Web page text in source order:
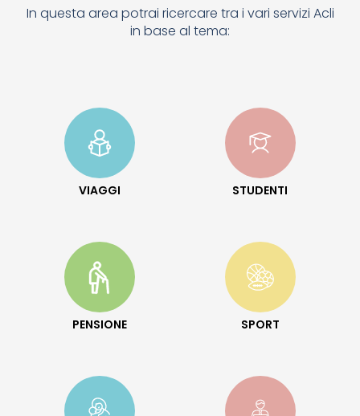
In questa area potrai ricercare tra i vari servizi Acli
in base al tema:
VIAGGI STUDENTI
PENSIONE SPORT